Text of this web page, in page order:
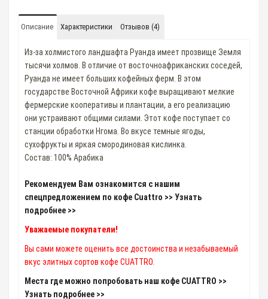
Описание Характеристики Отзывов (4)
Из-за холмистого ландшафта Руанда имеет прозвище Земля
тысячи холмов. В отличие от восточноафриканских соседей,
Руанда не имеет больших кофейных ферм. В этом
государстве Восточной Африки кофе выращивают мелкие
фермерские кооперативы и плантации, а его реализацию
они устраивают общими силами. Этот кофе поступает со
станции обработки Нгома. Во вкусе темные ягоды,
сухофрукты и яркая смородиновая кислинка.
Состав: 100% Арабика
Рекомендуем Вам ознакомится с нашим
спецпредложением по кофе Cuattro >> Узнать
подробнее >>
Уважаемые покупатели!
Вы сами можете оценить все достоинства и незабываемый
вкус элитных сортов кофе CUATTRO.
Места где можно попробовать наш кофе CUATTRO >>
Узнать подробнее >>